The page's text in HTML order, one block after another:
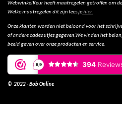
WebwinkelKeur heeft maatregelen getroffen om
Welke maatregelen dit zijn lees jehier.
Onze klanten worden niet beloond voor het
of andere cadeautjes gegeven.We vinden het
beeld geven over onze producten en service.
© 2022 - Bob Online